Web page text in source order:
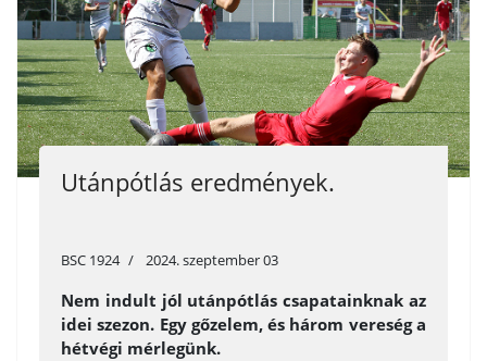
Utánpótlás eredmények.
BSC 1924 2024. szeptember 03
Nem indult jól utánpótlás csapatainknak az
idei szezon. Egy gőzelem, és három vereség a
hétvégi mérlegünk.